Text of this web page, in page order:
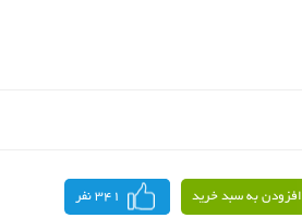
افزودن به سبد خرید 341 نفر